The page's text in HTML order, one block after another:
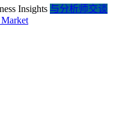
与分析师交谈